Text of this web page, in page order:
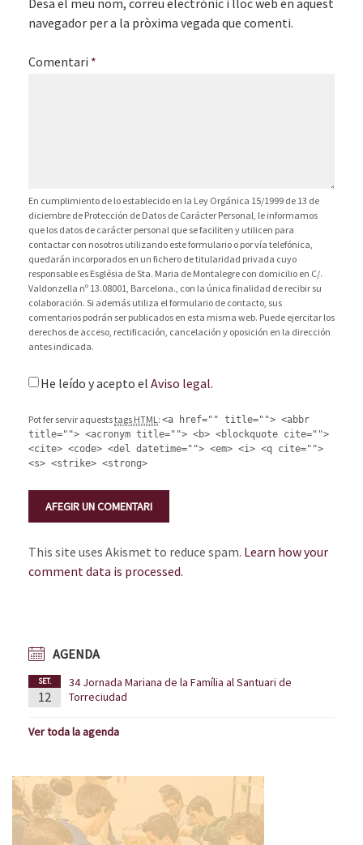
Desa el meu nom, correu electrònic i lloc web en aquest
navegador per a la pròxima vegada que comenti.
Comentari *
En cumplimiento de lo establecido en la Ley Orgánica 15/1999 de 13 de
diciembre de Protección de Datos de Carácter Personal, le informamos
que los datos de carácter personal que se faciliten y utilicen para
contactar con nosotros utilizando este formulario o por vía telefónica,
quedarán incorporados en un fichero de titularidad privada cuyo
responsable es Església de Sta. Maria de Montalegre con domicilio en C/.
Valdonzella nº 13.08001, Barcelona., con la única finalidad de recibir su
colaboración. Si además utiliza el formulario de contacto, sus
comentarios podrán ser publicados en esta misma web. Puede ejercitar los
derechos de acceso, rectificación, cancelación y oposición en la dirección
antes indicada.
He leído y acepto el Aviso legal.
Pot fer servir aqueststags HTML: <a href="" title=""> <abbr
title=""> <acronym title=""> <b> <blockquote cite="">
<cite> <code> <del datetime=""> <em> <i> <q cite="">
<s> <strike> <strong>
This site uses Akismet to reduce spam. Learn how your
comment data is processed.
AGENDA
SET.
12
34 Jornada Mariana de la Família al Santuari de
Torreciudad
Ver toda la agenda